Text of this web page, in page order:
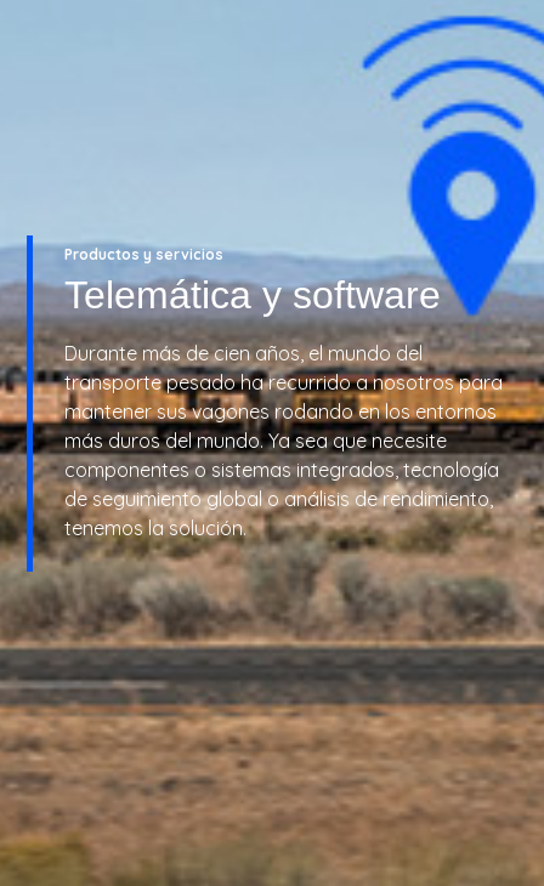
Productos y servicios
Telemática y software
Durante más de cien años, el mundo del
transporte pesado ha recurrido a nosotros para
mantener sus vagones rodando en los entornos
más duros del mundo. Ya sea que necesite
componentes o sistemas integrados, tecnología
de seguimiento global o análisis de rendimiento,
tenemos la solución.